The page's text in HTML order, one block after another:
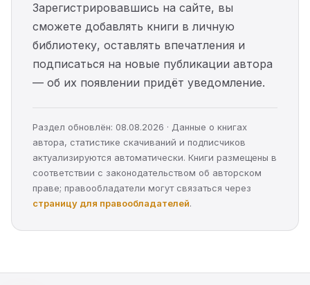
Зарегистрировавшись на сайте, вы
сможете добавлять книги в личную
библиотеку, оставлять впечатления и
подписаться на новые публикации автора
— об их появлении придёт уведомление.
Раздел обновлён: 08.08.2026 · Данные о книгах
автора, статистике скачиваний и подписчиков
актуализируются автоматически. Книги размещены в
соответствии с законодательством об авторском
праве; правообладатели могут связаться через
страницу для правообладателей.